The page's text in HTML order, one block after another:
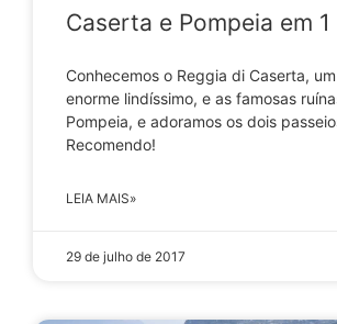
Caserta e Pompeia em 1
Conhecemos o Reggia di Caserta,
enorme lindíssimo, e as famosas
Pompeia, e adoramos os dois
Recomendo!
LEIA MAIS»
29 de julho de 2017